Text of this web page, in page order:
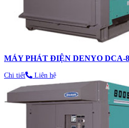
MÁY PHÁT ĐIỆN DENYO DCA-
Chi tiết Liên hệ